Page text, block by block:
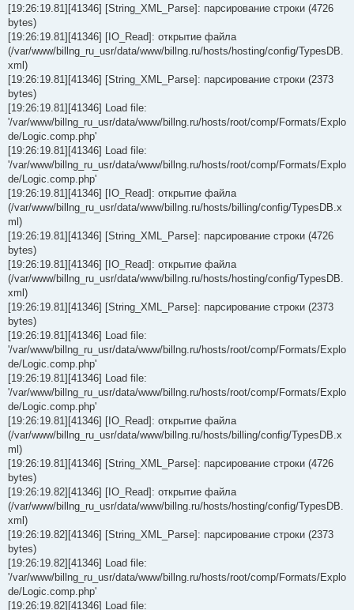
[19:26:19.81][41346] [String_XML_Parse]: парсирование строки (4726
bytes)
[19:26:19.81][41346] [IO_Read]: открытие файла
(/var/www/billng_ru_usr/data/www/billng.ru/hosts/hosting/config/TypesDB.
xml)
[19:26:19.81][41346] [String_XML_Parse]: парсирование строки (2373
bytes)
[19:26:19.81][41346] Load file:
'/var/www/billng_ru_usr/data/www/billng.ru/hosts/root/comp/Formats/Explo
de/Logic.comp.php'
[19:26:19.81][41346] Load file:
'/var/www/billng_ru_usr/data/www/billng.ru/hosts/root/comp/Formats/Explo
de/Logic.comp.php'
[19:26:19.81][41346] [IO_Read]: открытие файла
(/var/www/billng_ru_usr/data/www/billng.ru/hosts/billing/config/TypesDB.x
ml)
[19:26:19.81][41346] [String_XML_Parse]: парсирование строки (4726
bytes)
[19:26:19.81][41346] [IO_Read]: открытие файла
(/var/www/billng_ru_usr/data/www/billng.ru/hosts/hosting/config/TypesDB.
xml)
[19:26:19.81][41346] [String_XML_Parse]: парсирование строки (2373
bytes)
[19:26:19.81][41346] Load file:
'/var/www/billng_ru_usr/data/www/billng.ru/hosts/root/comp/Formats/Explo
de/Logic.comp.php'
[19:26:19.81][41346] Load file:
'/var/www/billng_ru_usr/data/www/billng.ru/hosts/root/comp/Formats/Explo
de/Logic.comp.php'
[19:26:19.81][41346] [IO_Read]: открытие файла
(/var/www/billng_ru_usr/data/www/billng.ru/hosts/billing/config/TypesDB.x
ml)
[19:26:19.81][41346] [String_XML_Parse]: парсирование строки (4726
bytes)
[19:26:19.82][41346] [IO_Read]: открытие файла
(/var/www/billng_ru_usr/data/www/billng.ru/hosts/hosting/config/TypesDB.
xml)
[19:26:19.82][41346] [String_XML_Parse]: парсирование строки (2373
bytes)
[19:26:19.82][41346] Load file:
'/var/www/billng_ru_usr/data/www/billng.ru/hosts/root/comp/Formats/Explo
de/Logic.comp.php'
[19:26:19.82][41346] Load file: